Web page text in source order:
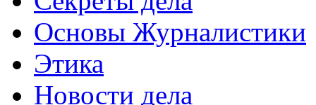
Основы Журналистики
Этика
Новости дела